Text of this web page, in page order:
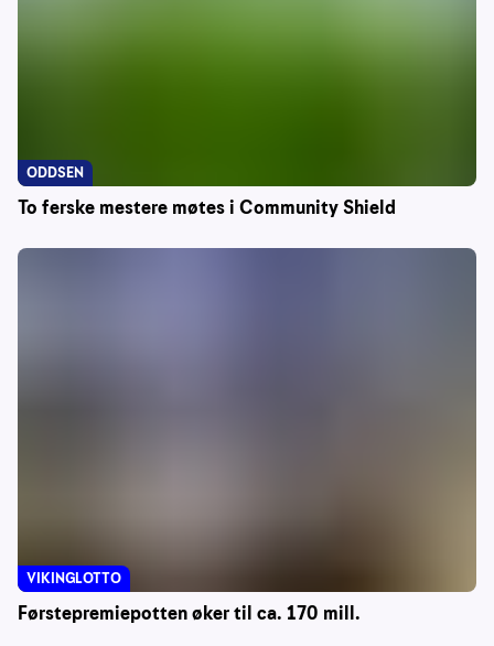
To ferske mestere møtes i Community Shield
ODDSEN
Førstepremiepotten øker til ca. 170 mill.
VIKINGLOTTO